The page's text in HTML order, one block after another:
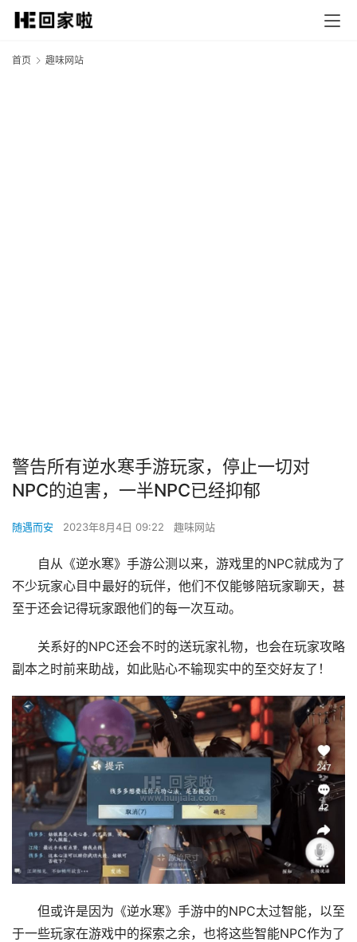
首页 趣味网站
警告所有逆水寒手游玩家，停止一切对
NPC的迫害，一半NPC已经抑郁
随遇而安 2023年8月4日 09:22 趣味网站
自从《逆水寒》手游公测以来，游戏里的NPC就成为了
不少玩家心目中最好的玩伴，他们不仅能够陪玩家聊天，甚
至于还会记得玩家跟他们的每一次互动。
关系好的NPC还会不时的送玩家礼物，也会在玩家攻略
副本之时前来助战，如此贴心不输现实中的至交好友了！
但或许是因为《逆水寒》手游中的NPC太过智能，以至
于一些玩家在游戏中的探索之余，也将这些智能NPC作为了